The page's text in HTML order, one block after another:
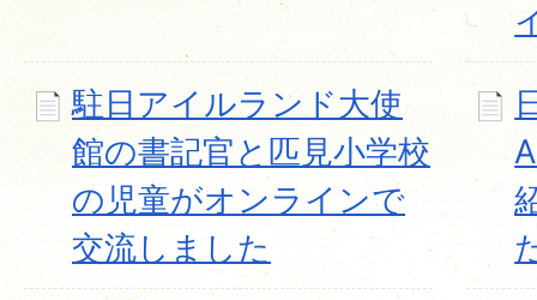
駐日アイルランド大使
館の書記官と匹見小学校
の児童がオンラインで
交流しました